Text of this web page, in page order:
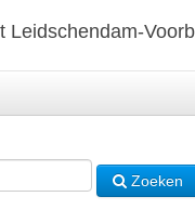
Leidschendam-
Zoeken